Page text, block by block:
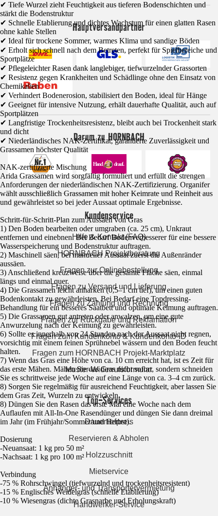
✔ Tiefe Wurzel zieht Feuchtigkeit aus tieferen Bodenschichten und
stärkt die Bodenstruktur
✔ Schnelle Etablierung und dichtes Wachstum für einen glatten Rasen
ohne kahle Stellen
✔ Ideal für trockene Sommer, warmes Klima und sandige Böden
✔ Erholt sich schnell nach dem Betreten, perfekt für Spielbereiche und
Sportplätze
✔ Pflegeleichter Rasen dank langlebiger, tiefwurzelnder Grassorten
✔ Resistenz gegen Krankheiten und Schädlinge ohne den Einsatz von
Chemikalien
✔ Verhindert Bodenerosion, stabilisiert den Boden, ideal für Hänge
✔ Geeignet für intensive Nutzung, erhält dauerhafte Qualität, auch auf
Sportplätzen
✔ Langfristige Trockenheitsresistenz, bleibt auch bei Trockenheit stark
und dicht
✔ Niederländisches NAK-Zertifikat, garantierte Zuverlässigkeit und
Grassamen höchster Qualität
NAK-zertifizierte Mischung
Arida Grassamen wird sorgfältig formuliert und erfüllt die strengen
Anforderungen der niederländischen NAK-Zertifizierung. Organifer
wählt ausschließlich Grassamen mit hoher Keimrate und Reinheit aus
und gewährleistet so bei jeder Aussaat optimale Ergebnisse.
Schritt-für-Schritt-Plan zum Aussäen von Gras
1) Den Boden bearbeiten oder umgraben (ca. 25 cm), Unkraut
entfernen und einebnen. Bei Bedarf Bodenverbesserer für eine bessere
Wasserspeicherung und Bodenstruktur auftragen.
2) Maschinell säen, bei manueller Aussaat zuerst die Außenränder
aussäen.
3) Anschließend kreuzweise über die gesamte Fläche säen, einmal
längs und einmal quer.
4) Die Grassamen leicht anharken (0,5–1 cm tief), um einen guten
Bodenkontakt zu gewährleisten. Bei Bedarf eine Topdressing-
Behandlung für ein besseres Saatbett und optimale Keimung auftragen.
5) Die Grassamen gut antreten oder anwalzen, um eine gute
Anwurzelung nach der Keimung zu gewährleisten.
6) Sollte es innerhalb von 24 Stunden nach der Aussaat nicht regnen,
vorsichtig mit einem feinen Sprühnebel wässern und den Boden feucht
halten.
7) Wenn das Gras eine Höhe von ca. 10 cm erreicht hat, ist es Zeit für
das erste Mähen. Mähen Sie das Gras nicht sofort, sondern schneiden
Sie es schrittweise jede Woche auf eine Länge von ca. 3–4 cm zurück.
8) Sorgen Sie regelmäßig für ausreichend Feuchtigkeit, aber lassen Sie
dem Gras Zeit, Wurzeln zu entwickeln.
8) Düngen Sie den Rasen das erste Mal eine Woche nach dem
Auflaufen mit All-In-One Rasendünger und düngen Sie dann dreimal
im Jahr (im Frühjahr/Sommer/und Herbst).
Dosierung
-Neuansaat: 1 kg pro 50 m²
-Nachsaat: 1 kg pro 100 m²
Verbindung
-75 % Rohrschwingel (tiefwurzelnd und trockenheitsresistent)
-15 % Englisches Weidelgras (schnelle Etablierung)
-10 % Wiesengras (dichte Grasnarbe und Erholungskraft)
Hauptversandpartner
Darum zu HORNBACH
Kundenservice
Hilfe & Kontakt (FAQ)
HORNBACH Projektberatung
Fragen zur Onlinebestellung
Fragen zu Versand und Lieferung
Fragen zu Zahlung und Rechnung
Fragen zur Rückgabe und Reklamation
Fragen zum Kundenkonto & Kundenkonto-ID
Fragen zum HORNBACH Projekt-Marktplatz
Muster-Widerrufsformular
Top-Services
Dauertiefpreis
Reservieren & Abholen
Holzzuschnitt
Mietservice
Anhänger- und Transportervermietung
Handwerker-Service